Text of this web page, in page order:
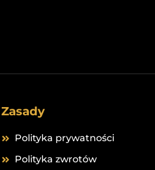
Zasady
Polityka prywatności
Polityka zwrotów